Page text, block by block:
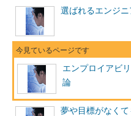
ロイアビリティの一側面とい
できる人は持っている、「キ
佐々木氏はエンプロイアビ
いいます。
雇い主や仕事をくれるクラ
で、こういう経験と実績があ
選ばれるエンジ
エンプロイアビ
論
夢や目標がなくて